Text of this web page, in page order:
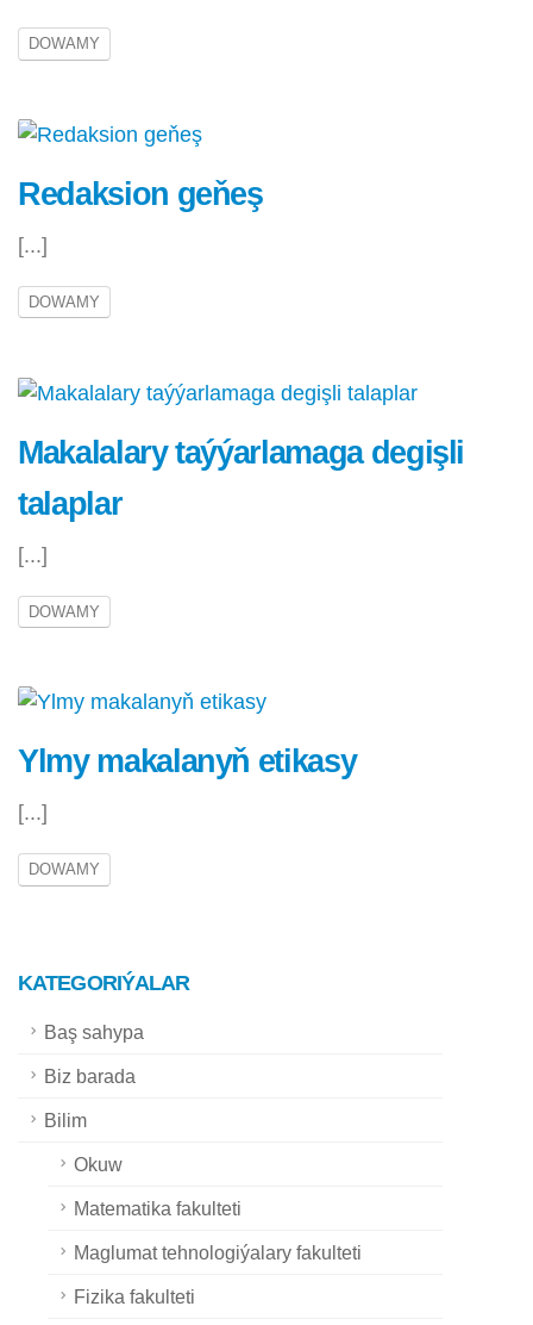
DOWAMY
Redaksion geňeş
[...]
DOWAMY
Makalalary taýýarlamaga degişli
talaplar
[...]
DOWAMY
Ylmy makalanyň etikasy
[...]
DOWAMY
KATEGORIÝALAR
Baş sahypa
Biz barada
Bilim
Okuw
Matematika fakulteti
Maglumat tehnologiýalary fakulteti
Fizika fakulteti